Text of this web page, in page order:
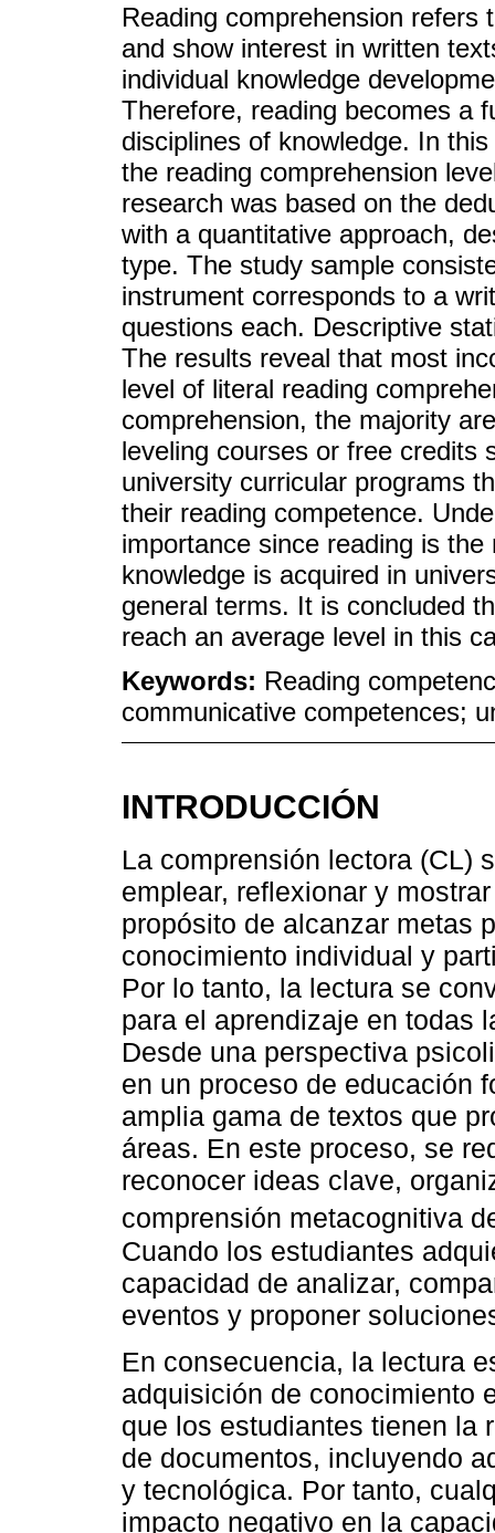
Reading comprehension
and show interest in written
individual knowledge
Therefore, reading becomes a
disciplines of knowledge. In
the reading comprehension
research was based on the
with a quantitative approach,
type. The study sample
instrument corresponds to a
questions each. Descriptive
The results reveal that most
level of literal reading
comprehension, the majority
leveling courses or free credits
university curricular programs
their reading competence.
importance since reading is
knowledge is acquired in
general terms. It is concluded
reach an average level in this
Keywords: Reading
communicative competences;
INTRODUCCIÓN
La comprensión lectora (CL)
emplear, reflexionar y
propósito de alcanzar metas
conocimiento individual y
Por lo tanto, la lectura se
para el aprendizaje en todas
Desde una perspectiva
en un proceso de educación
amplia gama de textos que
áreas. En este proceso, se
reconocer ideas clave,
comprensión metacognitiva
Cuando los estudiantes
capacidad de analizar,
eventos y proponer
En consecuencia, la lectura
adquisición de conocimiento
que los estudiantes tienen la
de documentos, incluyendo
y tecnológica. Por tanto,
impacto negativo en la